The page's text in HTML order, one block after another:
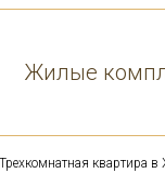
Жилые
квартира